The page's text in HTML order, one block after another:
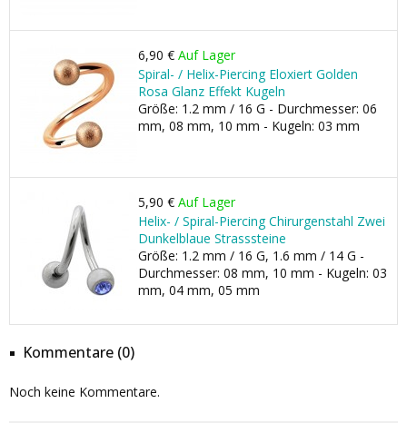
6,90 € Auf Lager
Spiral- / Helix-Piercing Eloxiert Golden
Rosa Glanz Effekt Kugeln
Größe: 1.2 mm / 16 G - Durchmesser: 06
mm, 08 mm, 10 mm - Kugeln: 03 mm
5,90 € Auf Lager
Helix- / Spiral-Piercing Chirurgenstahl Zwei
Dunkelblaue Strasssteine
Größe: 1.2 mm / 16 G, 1.6 mm / 14 G -
Durchmesser: 08 mm, 10 mm - Kugeln: 03
mm, 04 mm, 05 mm
Kommentare (0)
Noch keine Kommentare.